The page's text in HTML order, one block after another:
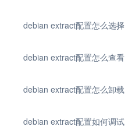
debian extract配置怎么选择
debian extract配置怎么查看
debian extract配置怎么卸载
debian extract配置如何调试